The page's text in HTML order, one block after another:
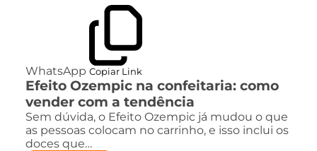
WhatsApp Copiar Link
Efeito Ozempic na confeitaria: como
vender com a tendência
Sem dúvida, o Efeito Ozempic já mudou o que
as pessoas colocam no carrinho, e isso inclui os
doces que…